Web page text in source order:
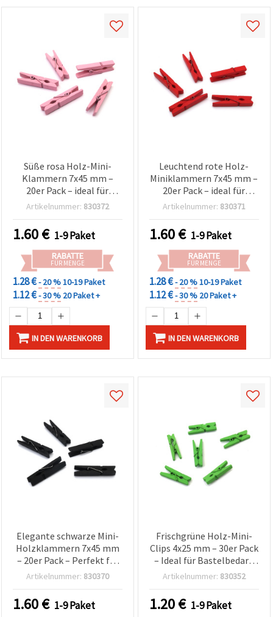
Süße rosa Holz-Mini-
Klammern 7x45 mm –
20er Pack – ideal für
Basteln, DIY-Fotowand,
Geschenkverpackung
Artikelnummer: 830372
1.60€ 1-9 Paket
RABATTE
FÜR MENGE
1.28 €- 20 %10-19 Paket
1.12 €- 30 % 20 Paket +
IN DEN WARENKORB
Leuchtend rote Holz-
Miniklammern 7x45 mm –
20er Pack – ideal für
Basteln, Fotowand &
Geschenkverpackung
Artikelnummer: 830371
1.60€ 1-9 Paket
RABATTE
FÜR MENGE
1.28 €- 20 %10-19 Paket
1.12 €- 30 % 20 Paket +
IN DEN WARENKORB
Elegante schwarze Mini-
Holzklammern 7x45 mm
– 20er Pack – Perfekt für
Basteln, Fotogirlanden &
Artikelnummer: 830370
1.60€ 1-9 Paket
Frischgrüne Holz-Mini-
Clips 4x25 mm – 30er Pack
– Ideal für Bastelbedarf,
DIY-Fotos, Karten &
Artikelnummer: 830352
1.20€ 1-9 Paket